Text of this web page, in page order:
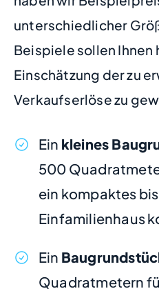
unterschiedlicher
Beispiele sollen Ihnen
Einschätzung der zu
Verkaufserlöse zu
Ein kleines
500
ein kompaktes
Einfamilienhaus
Ein
Quadratmetern